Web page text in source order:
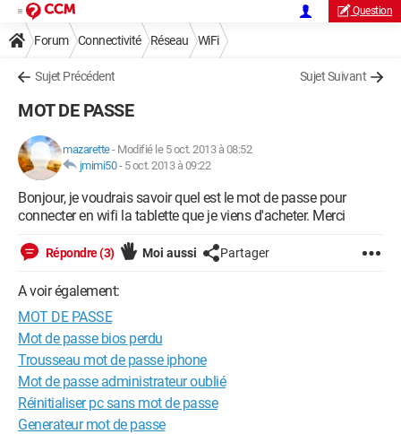
Question
Forum Connectivité Réseau WiFi
Sujet Précédent Sujet Suivant
MOT DE PASSE
mazarette- Modifié le 5 oct. 2013 à 08:52
jmimi50- 5 oct. 2013 à 09:22
Bonjour, je voudrais savoir quel est le mot de passe pour
connecter en wifi la tablette que je viens d'acheter. Merci
Répondre (3) Moi aussi Partager
A voir également:
MOT DE PASSE
Mot de passe bios perdu
Trousseau mot de passe iphone
Mot de passe administrateur oublié
Réinitialiser pc sans mot de passe
Generateur mot de passe